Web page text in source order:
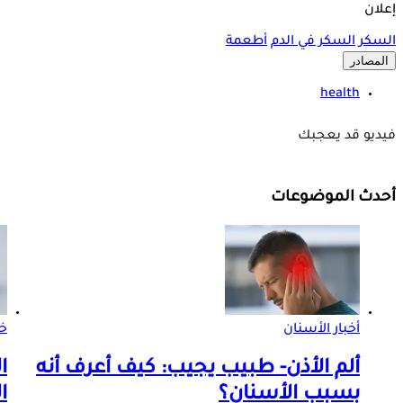
إعلان
السكر السكر في الدم أطعمة
المصادر
health
فيديو قد يعجبك
أحدث الموضوعات
أخبار الأسنان
ألم الأذن- طبيب يجيب: كيف أعرف أنه
بسبب الأسنان؟